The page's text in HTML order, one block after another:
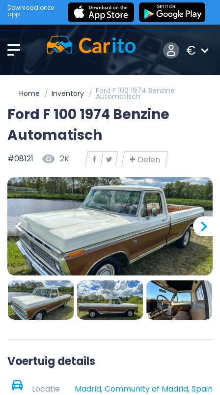
Download onze
app
€
Home Inventory Ford F 100 1974 Benzine
Automatisch
Ford F 100 1974 Benzine
Automatisch
#08121 2K Delen
Voertuig details
Locatie
Madrid, Community of Madrid, Spain